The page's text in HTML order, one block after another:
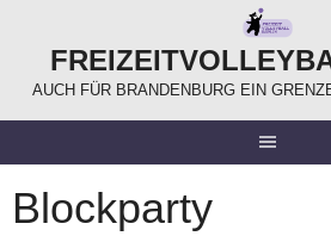
AUCH FÜR BRANDENBURG EIN
Blockparty